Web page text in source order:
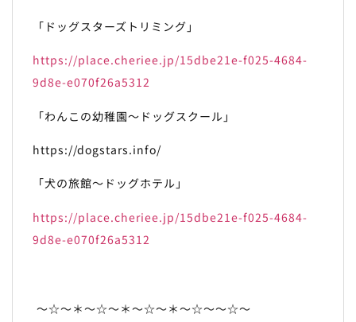
「ドッグスターズトリミング」
https://place.cheriee.jp/15dbe21e-f025-4684-
9d8e-e070f26a5312
「わんこの幼稚園～ドッグスクール」
https://dogstars.info/
「犬の旅館～ドッグホテル」
https://place.cheriee.jp/15dbe21e-f025-4684-
9d8e-e070f26a5312
～☆～＊～☆～＊～☆～＊～☆～～☆～